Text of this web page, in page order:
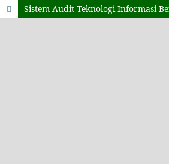
Sistem Audit Teknologi Informasi